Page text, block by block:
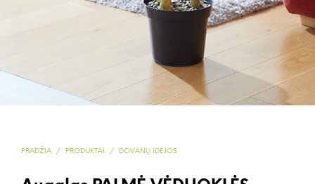
PRADŽIA / PRODUKTAI / DOVANŲ IDĖJOS